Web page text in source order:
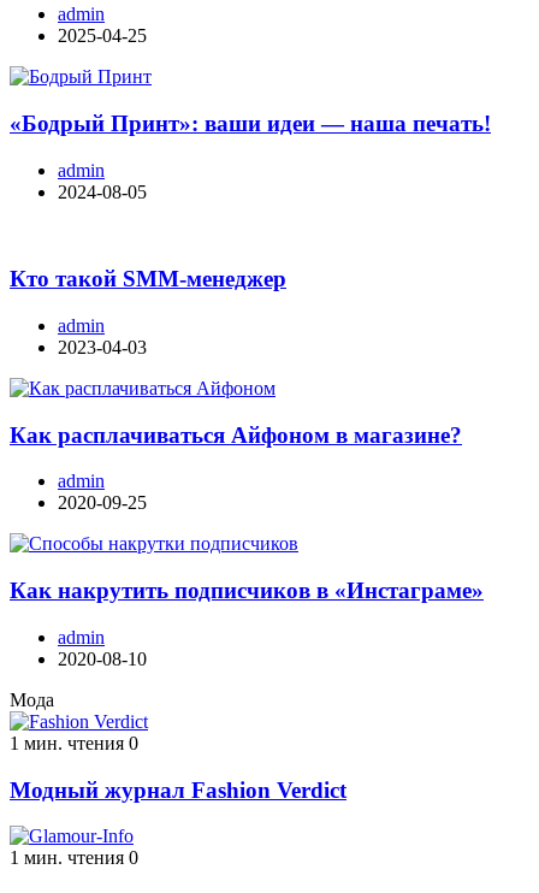
admin
2025-04-25
«Бодрый Принт»: ваши идеи — наша печать!
admin
2024-08-05
Кто такой SMM-менеджер
admin
2023-04-03
Как расплачиваться Айфоном в магазине?
admin
2020-09-25
Как накрутить подписчиков в «Инстаграме»
admin
2020-08-10
Мода
1 мин. чтения 0
Модный журнал Fashion Verdict
1 мин. чтения 0